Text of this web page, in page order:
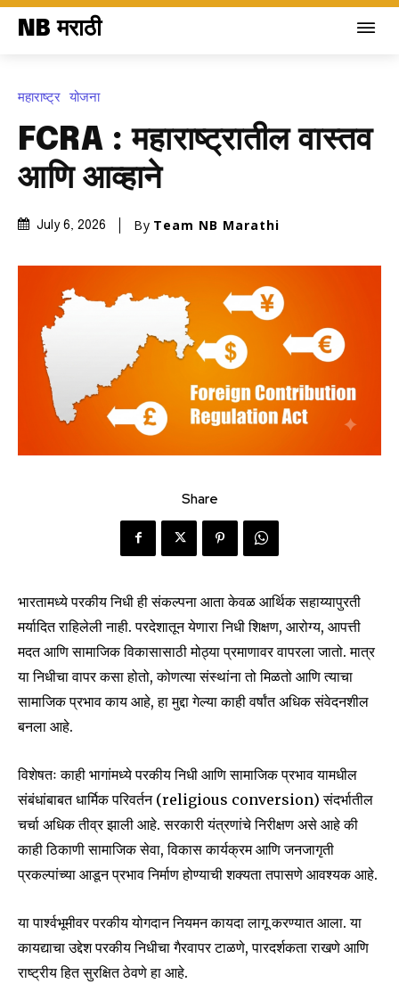
NB मराठी
महाराष्ट्र योजना
FCRA : महाराष्ट्रातील वास्तव
आणि आव्हाने
July 6, 2026 By Team NB Marathi
Share
भारतामध्ये परकीय निधी ही संकल्पना आता केवळ आर्थिक सहाय्यापुरती
मर्यादित राहिलेली नाही. परदेशातून येणारा निधी शिक्षण, आरोग्य, आपत्ती
मदत आणि सामाजिक विकासासाठी मोठ्या प्रमाणावर वापरला जातो. मात्र
या निधीचा वापर कसा होतो, कोणत्या संस्थांना तो मिळतो आणि त्याचा
सामाजिक प्रभाव काय आहे, हा मुद्दा गेल्या काही वर्षांत अधिक संवेदनशील
बनला आहे.
विशेषतः काही भागांमध्ये परकीय निधी आणि सामाजिक प्रभाव यामधील
संबंधांबाबत धार्मिक परिवर्तन (religious conversion) संदर्भातील
चर्चा अधिक तीव्र झाली आहे. सरकारी यंत्रणांचे निरीक्षण असे आहे की
काही ठिकाणी सामाजिक सेवा, विकास कार्यक्रम आणि जनजागृती
प्रकल्पांच्या आडून प्रभाव निर्माण होण्याची शक्यता तपासणे आवश्यक आहे.
या पार्श्वभूमीवर परकीय योगदान नियमन कायदा लागू करण्यात आला. या
कायद्याचा उद्देश परकीय निधीचा गैरवापर टाळणे, पारदर्शकता राखणे आणि
राष्ट्रीय हित सुरक्षित ठेवणे हा आहे.